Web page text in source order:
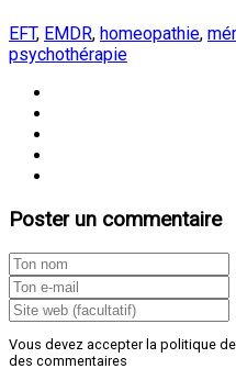
EFT, EMDR, homeopathie,
psychothérapie
Poster un commentaire
Vous devez accepter la politique
des commentaires